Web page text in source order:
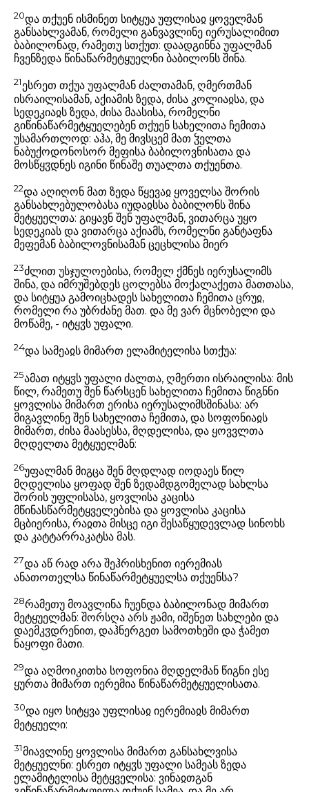
20და თქუენ ისმინეთ სიტყუა უფლისაჲ ყოველმან
განსახლვამან, რომელი განვავლინე იერუსალიმით
ბაბილონად, რამეთუ სთქუთ: დაადგინნა უფალმან
ჩვენზედა წინაწარმეტყუელნი ბაბილონს შინა.
21ესრეთ თქუა უფალმან ძალთამან, ღმერთმან
ისრაილისამან, აქიამის ზედა, ძისა კოლიაჲსა, და
სედეკიაჲს ზედა, ძისა მაასისა, რომელნი
გიწინაწარმეტყუელებენ თქუენ სახელითა ჩემითა
უსამართლოდ: აჰა, მე მივსცემ მათ ჴელთა
ნაბუქოდონოსორ მეფისა ბაბილოვნისათა და
მოსწყჳდნეს იგინი წინაშე თუალთა თქუენთა.
22და აღიღონ მათ ზედა წყევაჲ ყოველსა შორის
განსახლებულობასა იუდაჲსსა ბაბილონს შინა
მეტყუელთა: გიყავნ შენ უფალმან, ვითარცა უყო
სედეკიას და ვითარცა აქიამს, რომელნი განტაფნა
მეფემან ბაბილოვნისამან ცეცხლისა მიერ
23ძლით უსჯულოებისა, რომელ ქმნეს იერუსალიმს
შინა, და იმრუშებდეს ცოლებსა მოქალაქეთა მათთასა,
და სიტყუა გამოიცხადეს სახელითა ჩემითა ცრუჲ,
რომელი რა უბრძანე მათ. და მე ვარ მცნობელი და
მოწამე, - იტყჳს უფალი.
24და სამეაჲს მიმართ ელამიტელისა სთქუა:
25ამათ იტყჳს უფალი ძალთა, ღმერთი ისრაილისა: მის
წილ, რამეთუ შენ წარსცენ სახელითა ჩემითა წიგნნი
ყოვლისა მიმართ ერისა იერუსალიმსშინასა: არ
მიგავლინე შენ სახელითა ჩემითა, და სოფონიაჲს
მიმართ, ძისა მაასესსა, მღდელისა, და ყოვვლთა
მღდელთა მეტყუელმან:
26უფალმან მიგცა შენ მღდლად იოდაეს წილ
მღდელისა ყოფად შენ ზედამდგომელად სახლსა
შორის უფლისასა, ყოვლისა კაცისა
მწინასწარმეტყველებისა და ყოვლისა კაცისა
მცბიერისა, რაჲთა მისცე იგი შესაწყუდევლად სინოხს
და კატტარრაკატსა მას.
27და აწ რად არა შეჰრისხენით იერემიას
ანათოთელსა წინაწარმეტყუელსა თქუენსა?
28რამეთუ მოავლინა ჩუენდა ბაბილონად მიმართ
მეტყუელმან: შორსღა არს ჟამი, იშენეთ სახლები და
დაემკჳდრენით, დაჰნერგეთ სამოთხეში და ჭამეთ
ნაყოფი მათი.
29და აღმოიკითხა სოფონია მღდელმან წიგნი ესე
ყურთა მიმართ იერემია წინაწარმეტყუელისათა.
30და იყო სიტყვა უფლისაჲ იერემიაჲს მიმართ
მეტყუელი:
31მიავლინე ყოვლისა მიმართ განსახლვისა
მეტყუელნი: ესრეთ იტყჳს უფალი სამეას ზედა
ელამიტელისა მეტყველისა: ვინაჲთგან